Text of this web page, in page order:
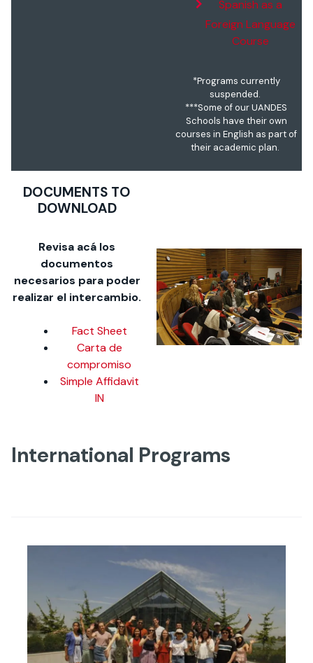
Spanish as a
Foreign Language
Course
*Programs currently
suspended.
***Some of our UANDES
Schools have their own
courses in English as part of
their academic plan.
DOCUMENTS TO
DOWNLOAD
Revisa acá los
documentos
necesarios para poder
realizar el intercambio.
Fact Sheet
Carta de
compromiso
Simple Affidavit
IN
International Programs